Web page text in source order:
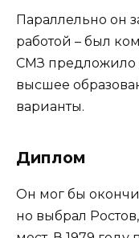
Параллельно он
работой – был
СМЗ предложило
высшее
варианты.
Диплом
Он мог бы
но выбрал